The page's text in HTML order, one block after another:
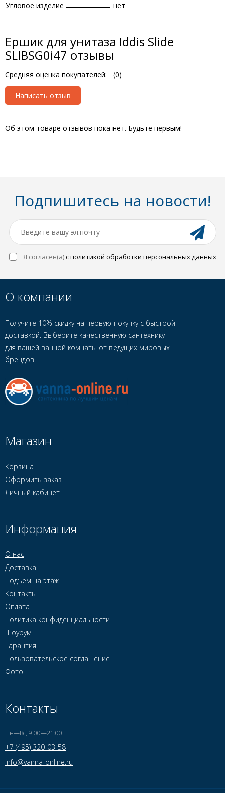
Угловое изделие
нет
Ершик для унитаза Iddis Slide
SLIBSG0i47 отзывы
Средняя оценка покупателей: (0)
Написать отзыв
Об этом товаре отзывов пока нет. Будьте первым!
Подпишитесь на новости!
Я согласен(a)с политикой обработки персональных данных
О компании
Получите 10% скидку на первую покупку с быстрой
доставкой. Выберите качественную сантехнику
для вашей ванной комнаты от ведущих мировых
брендов.
Магазин
Корзина
Оформить заказ
Личный кабинет
Информация
О нас
Доставка
Подъем на этаж
Контакты
Оплата
Политика конфиденциальности
Шоурум
Гарантия
Пользовательское соглашение
Фото
Контакты
Пн—Вс, 9:00—21:00
+7 (495) 320-03-58
info@vanna-online.ru